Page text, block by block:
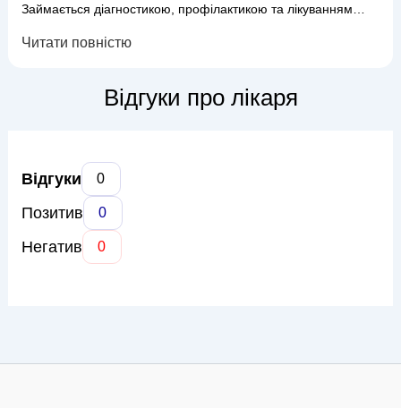
Займається діагностикою, профілактикою та лікуванням
карієсу, пульпіту, періодонтиту, виконує естетичні
комфортному ліку...
Читати повністю
Відгуки про лікаря
Відгуки 0
Позитив 0
Негатив 0